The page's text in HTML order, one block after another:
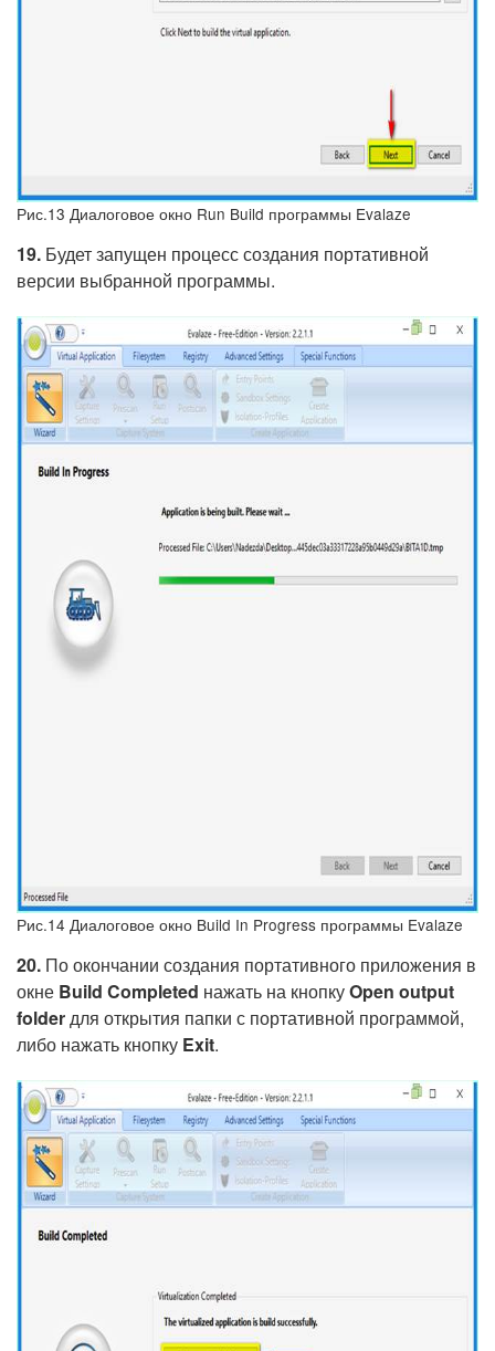
Рис.13 Диалоговое окно Run Build программы Evalaze
19. Будет запущен процесс создания портативной
версии выбранной программы.
Рис.14 Диалоговое окно Build In Progress программы Evalaze
20. По окончании создания портативного приложения в
окне Build Completed нажать на кнопкуOpen output
folderдля открытия папки с портативной программой,
либо нажать кнопку Exit.